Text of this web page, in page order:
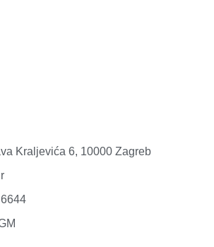
Kraljevića 6, 10000 Zagreb